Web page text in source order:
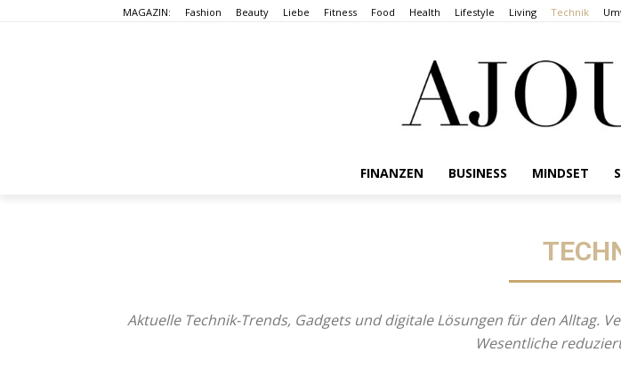
MAGAZIN: Fashion Beauty Liebe Fitness Food Health Lifestyle Living Technik
FINANZEN BUSINESS MINDSET
Aktuelle Technik-Trends, Gadgets und digitale Lösungen für den Alltag.
Wesentliche